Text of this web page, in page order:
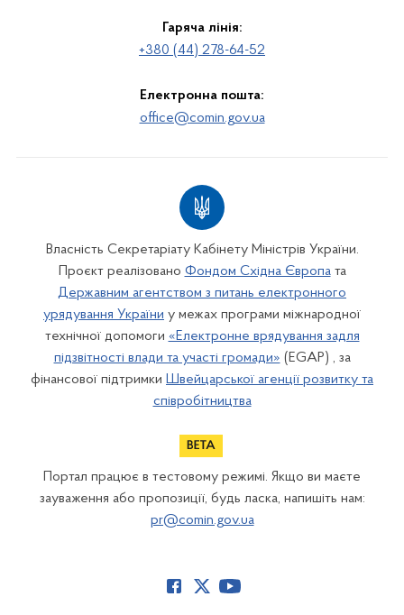
Гаряча лінія:
+380 (44) 278-64-52
Електронна пошта:
office@comin.gov.ua
Власність Секретаріату Кабінету Міністрів України.
Проєкт реалізовано Фондом Східна Європата
Державним агентством з питань електронного
урядування України у межах програми міжнародної
технічної допомоги «Електронне врядування задля
підзвітності влади та участі громади» (EGAP) , за
фінансової підтримки Швейцарської агенції розвитку та
співробітництва
Портал працює в тестовому режимі. Якщо ви маєте
зауваження або пропозиції, будь ласка, напишіть нам:
pr@comin.gov.ua